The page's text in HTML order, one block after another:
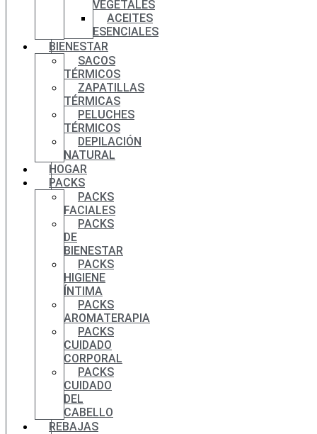
VEGETALES
ACEITES
ESENCIALES
BIENESTAR
SACOS
TÉRMICOS
ZAPATILLAS
TÉRMICAS
PELUCHES
TÉRMICOS
DEPILACIÓN
NATURAL
HOGAR
PACKS
PACKS
FACIALES
PACKS
DE
BIENESTAR
PACKS
HIGIENE
ÍNTIMA
PACKS
AROMATERAPIA
PACKS
CUIDADO
CORPORAL
PACKS
CUIDADO
DEL
CABELLO
REBAJAS